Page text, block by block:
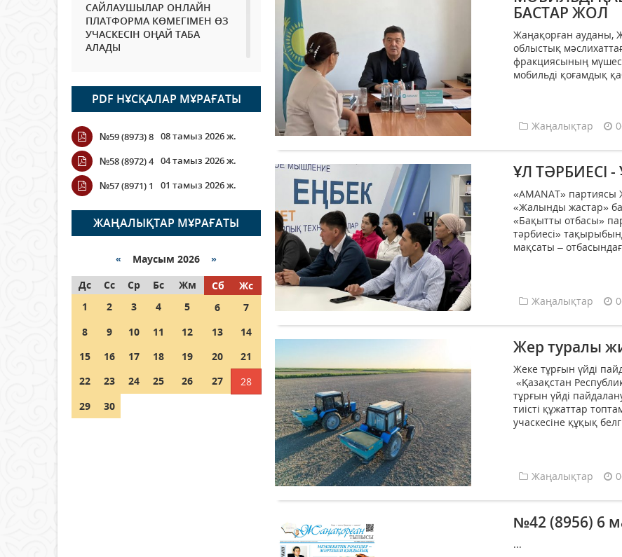
САЙЛАУШЫЛАР ОНЛАЙН
ПЛАТФОРМА КӨМЕГІМЕН ӨЗ
УЧАСКЕСІН ОҢАЙ ТАБА
АЛАДЫ
Open Air: Қызылорда
облысы полиция
департаменті 20 мыңнан
астам көрерменнің
қауіпсіздігін қамтамасыз етті
ҚАЛАЙ ӨТЕДІ?
06 тамыз 2026 ж. 261
граждане Казахстана,
находящиеся за рубежом?
Шетелде жүрген Қазақстан
азаматтары қалай дауыс
бере алады?
05 тамыз 2026 ж. 152
PDF НҰСҚАЛАР МҰРАҒАТЫ
№59 (8973) 8 08 тамыз 2026 ж.
№58 (8972) 4 04 тамыз 2026 ж.
№57 (8971) 1
01 тамыз 2026 ж.
ЖАҢАЛЫҚТАР МҰРАҒАТЫ
« Маусым 2026 »
Дс
Сс Ср Бс Жм Сб
Жс
1
2 3 4 5 6
7
8
9 10 11 12 13
14
15
16 17 18 19 20
21
22
23 24 25 26 27
28
29
30
БАСТАР ЖОЛ
Жаңақорған ауданы,
облыстық
фракциясының
мобильді қоғамдық
Жаңалықтар
ҰЛ ТӘРБИЕСІ -
«AMANAT»
«Жалынды жастар»
«Бақытты отбасы»
тәрбиесі»
мақсаты –
Жаңалықтар
Жер туралы
Жеке тұрғын үйді
«Қазақстан
тұрғын үйді
тиісті құжаттар
учаскесіне құқық
Жаңалықтар
№42 (8956) 6
...